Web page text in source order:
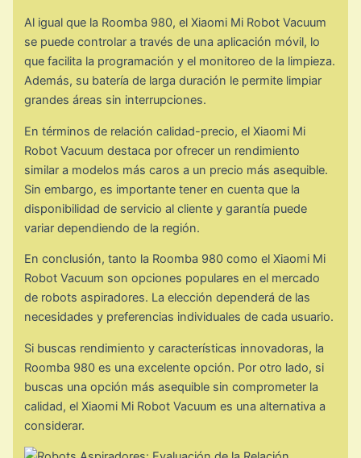
Al igual que la Roomba 980, el Xiaomi Mi Robot Vacuum
se puede controlar a través de una aplicación móvil, lo
que facilita la programación y el monitoreo de la limpieza.
Además, su batería de larga duración le permite limpiar
grandes áreas sin interrupciones.
En términos de relación calidad-precio, el Xiaomi Mi
Robot Vacuum destaca por ofrecer un rendimiento
similar a modelos más caros a un precio más asequible.
Sin embargo, es importante tener en cuenta que la
disponibilidad de servicio al cliente y garantía puede
variar dependiendo de la región.
En conclusión, tanto la Roomba 980 como el Xiaomi Mi
Robot Vacuum son opciones populares en el mercado
de robots aspiradores. La elección dependerá de las
necesidades y preferencias individuales de cada usuario.
Si buscas rendimiento y características innovadoras, la
Roomba 980 es una excelente opción. Por otro lado, si
buscas una opción más asequible sin comprometer la
calidad, el Xiaomi Mi Robot Vacuum es una alternativa a
considerar.